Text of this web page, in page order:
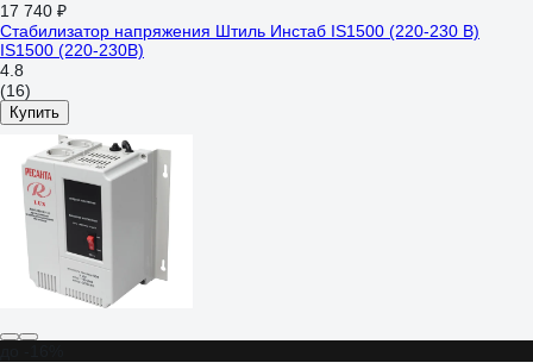
17 740 ₽
Стабилизатор напряжения Штиль Инстаб IS1500 (220-230 В)
IS1500 (220-230В)
4.8
(16)
Купить